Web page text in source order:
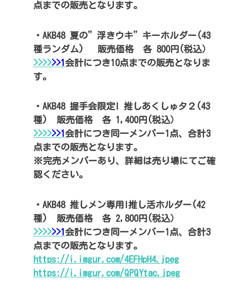
点までの販売となります。
・AKB48 夏の”浮きウキ”キーホルダー(43
種ランダム) 販売価格 各 800円(税込）
>>>>>>1 会計につき10点までの販売となりま
す。
・AKB48 握手会限定! 推しあくしゅタ２(43
種) 販売価格 各 1,400円(税込）
>>>>>>1 会計につき同一メンバー1点、合計3
点までの販売となります。
※完売メンバーあり、詳細は売り場にてご確
認ください。
・AKB48 推しメン専用!推し活ホルダー(42
種) 販売価格 各 2,800円(税込）
>>>>>>1 会計につき同一メンバー1点、合計3
点までの販売となります。
https://i.imgur.com/4EFHpH4.jpeg
https://i.imgur.com/QPQYtac.jpeg